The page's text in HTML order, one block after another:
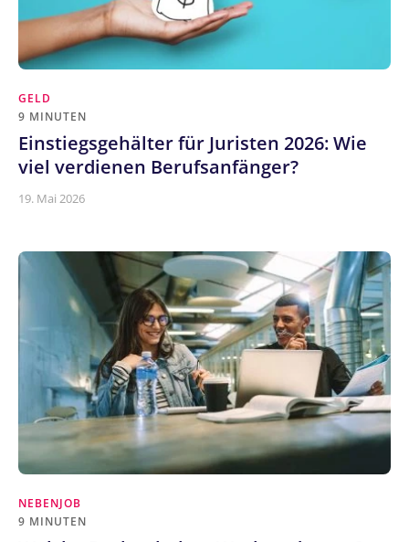
GELD
9 MINUTEN
Einstiegsgehälter für Juristen 2026: Wie
viel verdienen Berufsanfänger?
19. Mai 2026
NEBENJOB
9 MINUTEN